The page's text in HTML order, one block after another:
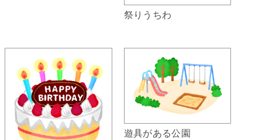
祭りうちわ
遊具がある公園